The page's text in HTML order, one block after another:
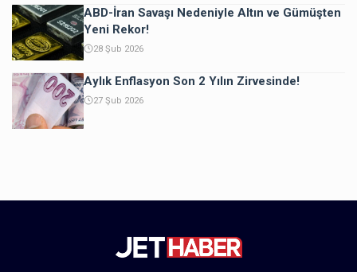
ABD-İran Savaşı Nedeniyle Altın ve Gümüşten
Yeni Rekor!
28 Şub 2026
Aylık Enflasyon Son 2 Yılın Zirvesinde!
27 Şub 2026